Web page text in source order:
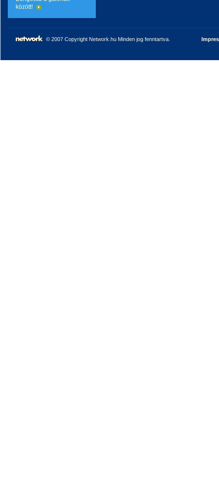
között!
© 2007 Copyright Network.hu Minden jog fenntartva.